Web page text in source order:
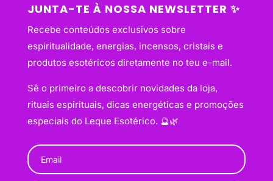
JUNTA-TE À NOSSA NEWSLETTER ✨
Recebe conteúdos exclusivos sobre
espiritualidade, energias, incensos, cristais e
produtos esotéricos diretamente no teu e-mail.
Sê o primeiro a descobrir novidades da loja,
rituais espirituais, dicas energéticas e promoções
especiais do Leque Esotérico. 🔮🌿